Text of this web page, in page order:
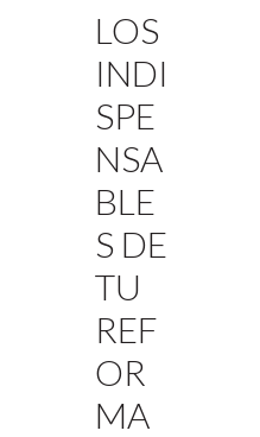
LOS
INDI
SPE
NSA
BLE
S DE
TU
REF
OR
MA